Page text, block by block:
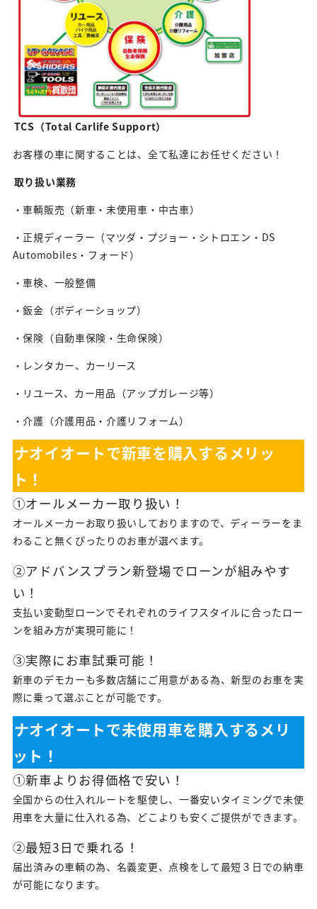
TCS（Total Carlife Support）
お客様の車に関することは、全て私達にお任せください！
取り扱い業務
・車輌販売（新車・未使用車・中古車）
・正規ディーラー（マツダ・プジョー・シトロエン・DS
Automobiles・フォード）
・車検、一般整備
・鈑金（ボディーショップ）
・保険（自動車保険・生命保険）
・レンタカー、カーリース
・リユース、カー用品（アップガレージ等）
・介護（介護用品・介護リフォーム）
ナオイオートで新車を購入するメリッ
ト！
①オールメーカー取り扱い！
オールメーカーお取り扱いしておりますので、ディーラーをま
わること無くぴったりのお車が選べます。
②アドバンスプラン新登場でローンが組みやす
い！
支払い変動型ローンでそれぞれのライフスタイルに合ったロー
ンを組み方が実現可能に！
③実際にお車試乗可能！
新車のデモカーも多数店舗にご用意がある為、新型のお車を実
際に乗って選ぶことが可能です。
ナオイオートで未使用車を購入するメリ
ット！
①新車よりお得価格で安い！
全国からの仕入れルートを駆使し、一番安いタイミングで未使
用車を大量に仕入れる為、どこよりも安くご提供ができます。
②最短3日で乗れる！
届出済みの車輌の為、名義変更、点検をして最短３日での納車
が可能になります。